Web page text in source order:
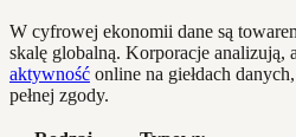
W cyfrowej ekonomii dane są
skalę globalną. Korporacje analizują,
aktywność online na giełdach
pełnej zgody.